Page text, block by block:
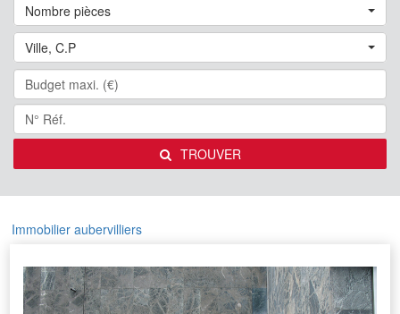
Nombre pièces
Ville, C.P
TROUVER
Immobilier aubervilliers